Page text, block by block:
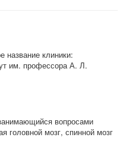
название клиники:
им. профессора А. Л.
вопросами
головной мозг, спинной мозг